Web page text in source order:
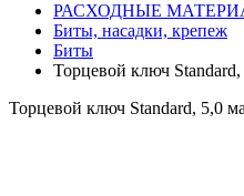
РАСХОДНЫЕ
Биты, насадки, крепеж
Биты
Торцевой ключ
Торцевой ключ Standard, 5,0